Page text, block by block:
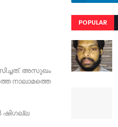
അസുഖം
നാലാമത്തെ
ഷിഗല്ല
POPULAR
RECENTS